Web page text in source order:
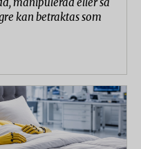
av resultaten
(45°C) 40 %
kan betraktas som